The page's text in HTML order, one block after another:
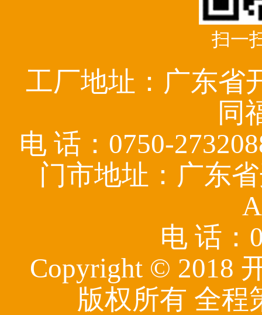
扫一
工厂地址：广东省
同
电 话：0750-
门市地址：广东
电 话：
Copyright © 2018
版权所有 全程